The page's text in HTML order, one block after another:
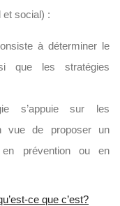
et social) :
à déterminer le
que les stratégies
s’appuie sur les
vue de proposer un
en prévention ou en
ce que c’est?